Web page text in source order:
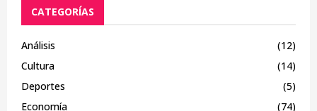
CATEGORÍAS
Análisis
(12)
Cultura
(14)
Deportes
(5)
Economía
(74)